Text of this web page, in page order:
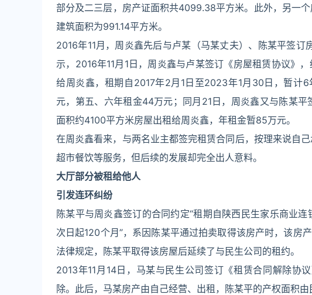
部分及二三层，房产证面积共4099.38平方米。此外，另一
建筑面积为991.14平方米。
2016年11月，周炎鑫先后与卢某（马某丈夫）、陈某平签
示，2016年11月1日，周炎鑫与卢某签订《房屋租赁协议》
给周炎鑫，租期自2017年2月1日至2023年1月30日，暂计
元，第五、六年租金44万元；同月21日，周炎鑫又与陈某
面积约4100平方米房屋出租给周炎鑫，年租金暂85万元。
在周炎鑫看来，与两名业主都签完租赁合同后，按理来说自
超市餐饮等服务，但后续的发展却完全出人意料。
大厅部分被租给他人
引发连环纠纷
陈某平与周炎鑫签订的合同约定“租期自陕西民生家乐商业
次日起120个月”，系因陈某平通过拍卖取得该房产时，该房
法律规定，陈某平取得该房屋后延续了与民生公司的租约。
2013年11月14日，马某与民生公司签订《租赁合同解除协
除。此后，马某房产由自己经营、出租，陈某平的产权面积由